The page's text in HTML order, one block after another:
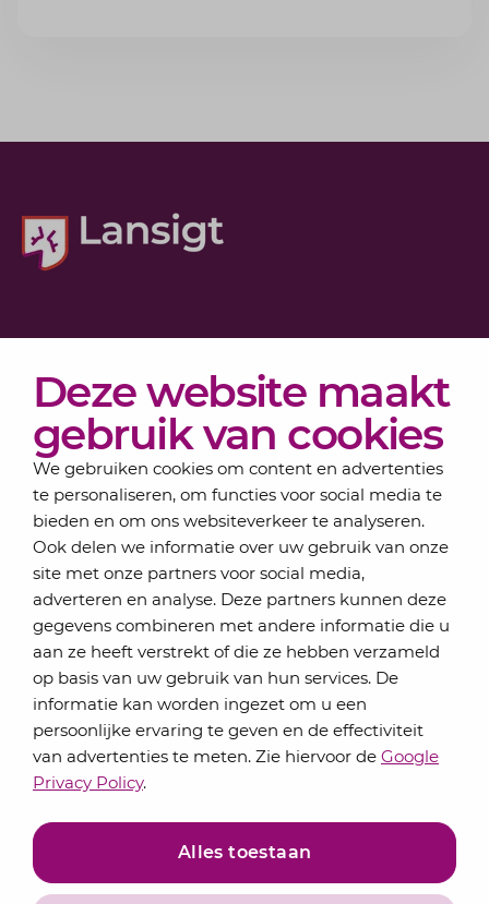
Deze website maakt
gebruik van cookies
We gebruiken cookies om content en advertenties
te personaliseren, om functies voor social media te
bieden en om ons websiteverkeer te analyseren.
Ook delen we informatie over uw gebruik van onze
site met onze partners voor social media,
adverteren en analyse. Deze partners kunnen deze
gegevens combineren met andere informatie die u
aan ze heeft verstrekt of die ze hebben verzameld
op basis van uw gebruik van hun services. De
informatie kan worden ingezet om u een
persoonlijke ervaring te geven en de effectiviteit
van advertenties te meten. Zie hiervoor de Google
Privacy Policy.
Alles toestaan
Actueel
Over Lansigt
Contact
Schrijf je in voor onze nieuwsbrief
Elke maand bundelen de adviseurs van Lansigt in
de eSigt het nieuws.
Jouw emailadres
Inschrijven